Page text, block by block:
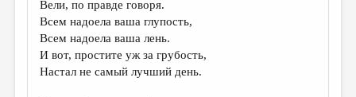
Вели, по правде говоря.
Всем надоела ваша глупость,
Всем надоела ваша лень.
И вот, простите уж за грубость,
Настал не самый лучший день.